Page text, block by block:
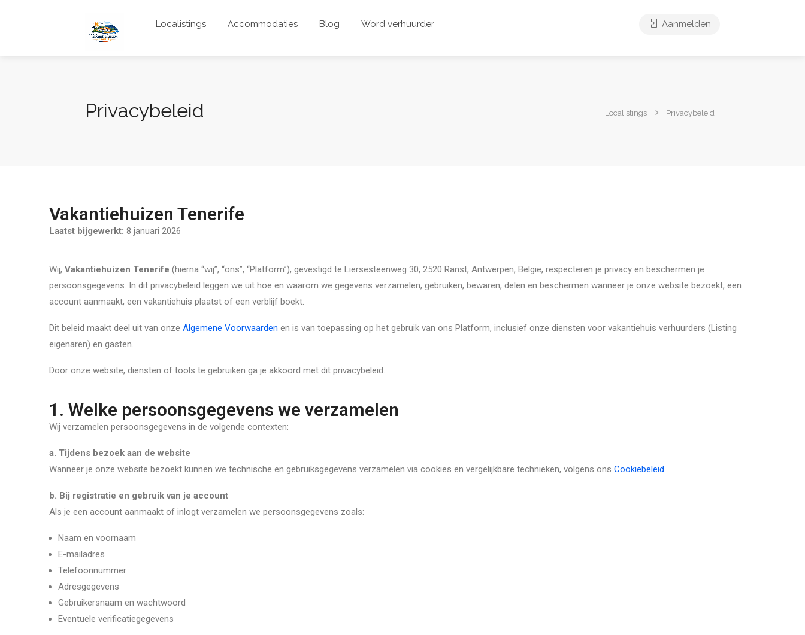
Localistings Accommodaties Blog Word verhuurder Aanmelden
Privacybeleid Localistings Privacybeleid
Vakantiehuizen Tenerife
Laatst bijgewerkt: 8 januari 2026
Wij, Vakantiehuizen Tenerife (hierna “wij”, “ons”, “Platform”), gevestigd te Liersesteenweg 30, 2520 Ranst, Antwerpen, België, respecteren je privacy en beschermen je
persoonsgegevens. In dit privacybeleid leggen we uit hoe en waarom we gegevens verzamelen, gebruiken, bewaren, delen en beschermen wanneer je onze website bezoekt, een
account aanmaakt, een vakantiehuis plaatst of een verblijf boekt.
Dit beleid maakt deel uit van onze Algemene Voorwaarden en is van toepassing op het gebruik van ons Platform, inclusief onze diensten voor vakantiehuis verhuurders (Listing
eigenaren) en gasten.
Door onze website, diensten of tools te gebruiken ga je akkoord met dit privacybeleid.
1. Welke persoonsgegevens we verzamelen
Wij verzamelen persoonsgegevens in de volgende contexten:
a. Tijdens bezoek aan de website
Wanneer je onze website bezoekt kunnen we technische en gebruiksgegevens verzamelen via cookies en vergelijkbare technieken, volgens ons Cookiebeleid.
b. Bij registratie en gebruik van je account
Als je een account aanmaakt of inlogt verzamelen we persoonsgegevens zoals:
Naam en voornaam
E-mailadres
Telefoonnummer
Adresgegevens
Gebruikersnaam en wachtwoord
Eventuele verificatiegegevens